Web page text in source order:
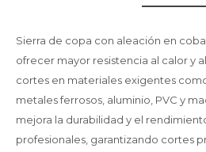
Sierra de copa con aleación en
ofrecer mayor resistencia al calor y
cortes en materiales exigentes
metales ferrosos, aluminio, PVC y
mejora la durabilidad y el
profesionales, garantizando cortes